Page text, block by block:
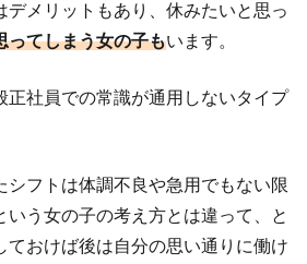
デメリットもあり、休みたいと思っ
ってしまう女の子もいます。
正社員での常識が通用しないタイプ
シフトは体調不良や急用でもない限
いう女の子の考え方とは違って、と
ておけば後は自分の思い通りに働け